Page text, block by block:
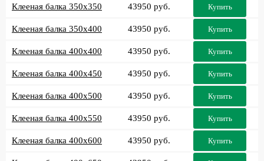
Клееная балка 350x350 43950 руб. Купить
Клееная балка 350x400 43950 руб. Купить
Клееная балка 400x400 43950 руб. Купить
Клееная балка 400x450 43950 руб. Купить
Клееная балка 400x500 43950 руб. Купить
Клееная балка 400x550 43950 руб. Купить
Клееная балка 400x600 43950 руб. Купить